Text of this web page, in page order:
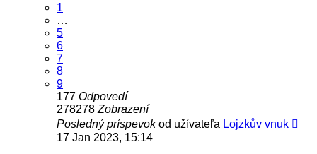
1
…
5
6
7
8
9
177 Odpovedí
278278 Zobrazení
Posledný príspevokod užívateľa Lojzkův vnuk
17 Jan 2023, 15:14